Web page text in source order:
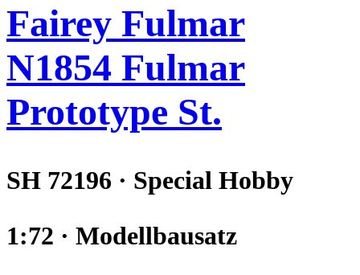
Fairey Fulmar
N1854 Fulmar
Prototype St.
SH 72196 · Special Hobby
1:72 · Modellbausatz